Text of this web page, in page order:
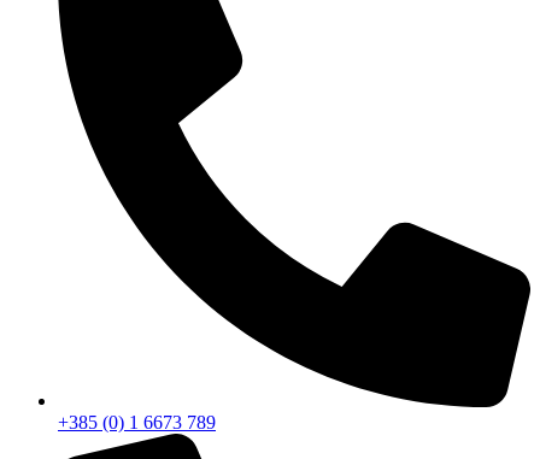
+385 (0) 1 6673 789